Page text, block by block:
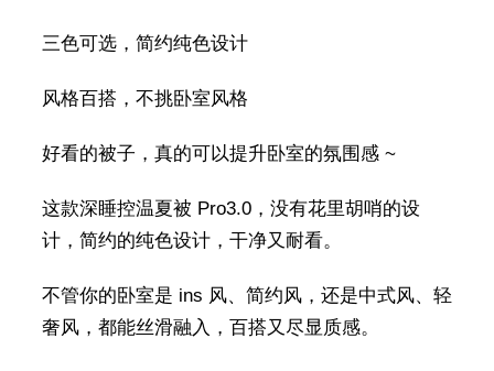
三色可选，简约纯色设计
风格百搭，不挑卧室风格
好看的被子，真的可以提升卧室的氛围感 ~
这款深睡控温夏被 Pro3.0，没有花里胡哨的设
计，简约的纯色设计，干净又耐看。
不管你的卧室是 ins 风、简约风，还是中式风、轻
奢风，都能丝滑融入，百搭又尽显质感。